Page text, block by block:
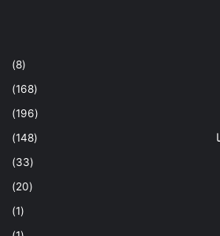
(8)
(168)
(196)
(148)
(33)
(20)
(1)